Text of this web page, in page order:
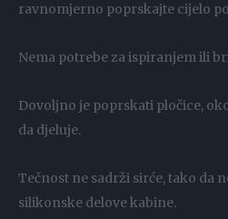
ravnomjerno poprskajte cijelo
Nema potrebe za ispiranjem ili
Dovoljno je poprskati pločice,
da djeluje.
Tečnost ne sadrži sirće, tako da
silikonske delove kabine.